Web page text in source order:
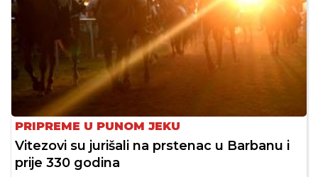
PRIPREME U PUNOM JEKU
Vitezovi su jurišali na prstenac u Barbanu i
prije 330 godina